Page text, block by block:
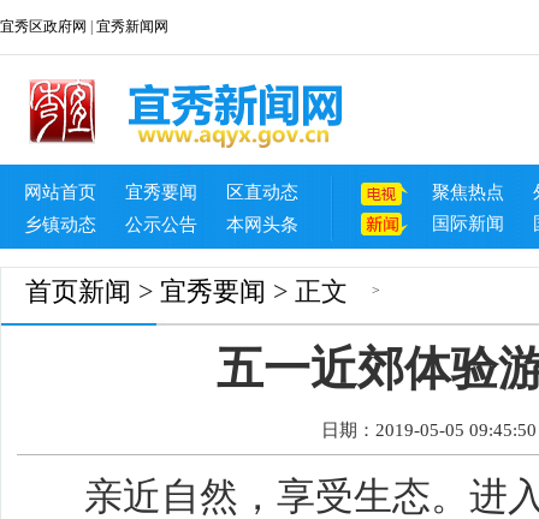
宜秀区政府网 宜秀新闻网
网站首页 宜秀要闻
区直动态
乡镇动态
公示公告 本网头条
聚焦热点
国际新闻
首页 >
新闻 > 宜秀要闻 > 正文
五一近郊体验
日期：2019-05-05 09:45:50
亲近自然，享受生态。进